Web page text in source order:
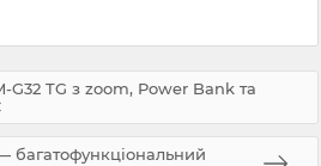
G32 TG з zoom, Power Bank та
багатофункціональний